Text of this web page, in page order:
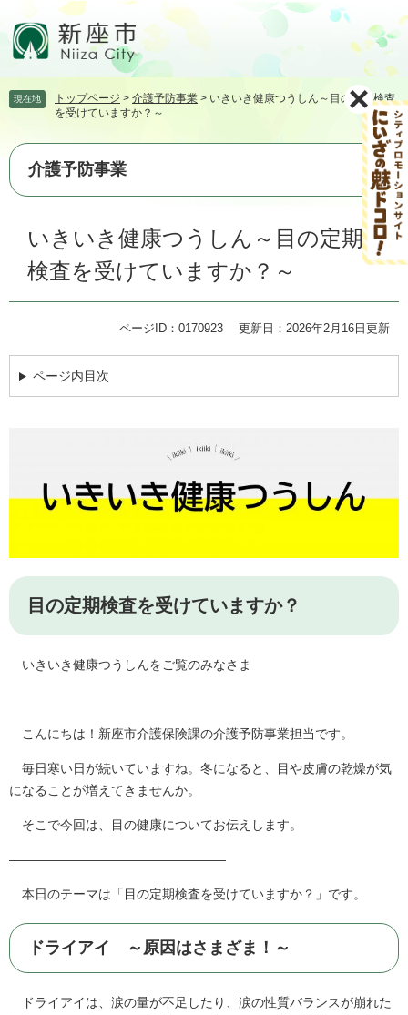
頭
す。
飛
て
本
現在地 トップページ > 介護予防事業 > いきいき健康つうしん～目の定期検査
を受けていますか？～
介護予防事業
いきいき健康つうしん～目の定期
検査を受けていますか？～
ページID：0170923 更新日：2026年2月16日更新
ページ内目次
目の定期検査を受けていますか？
いきいき健康つうしんをご覧のみなさま
こんにちは！新座市介護保険課の介護予防事業担当です。
毎日寒い日が続いていますね。冬になると、目や皮膚の乾燥が気
になることが増えてきませんか。
そこで今回は、目の健康についてお伝えします。
―――――――――――――――――
本日のテーマは「目の定期検査を受けていますか？」です。
ドライアイ ～原因はさまざま！～
ドライアイは、涙の量が不足したり、涙の性質バランスが崩れた